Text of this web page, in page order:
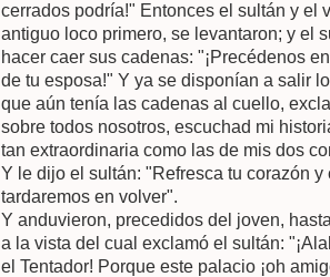
cerrados podría!" Entonces el sultán y el
antiguo loco primero, se levantaron; y el
hacer caer sus cadenas: "¡Precédenos
de tu esposa!" Y ya se disponían a salir
que aún tenía las cadenas al cuello,
sobre todos nosotros, escuchad mi
tan extraordinaria como las de mis dos
Y le dijo el sultán: "Refresca tu corazón
tardaremos en volver".
Y anduvieron, precedidos del joven,
a la vista del cual exclamó el sultán:
el Tentador! Porque este palacio ¡oh